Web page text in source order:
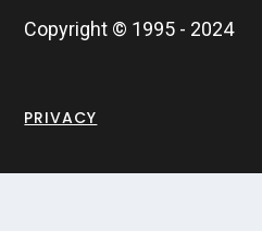
Copyright © 1995 - 2024
PRIVACY